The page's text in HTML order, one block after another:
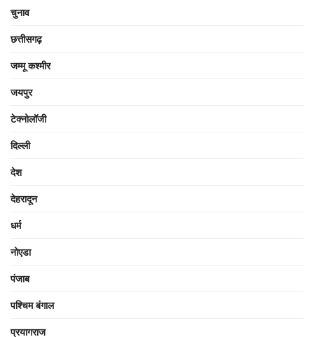
चुनाव
छत्तीसगढ़
जम्मू कश्मीर
जयपुर
टेक्नोलॉजी
दिल्ली
देश
देहरादून
धर्म
नोएडा
पंजाब
पश्चिम बंगाल
प्रयागराज